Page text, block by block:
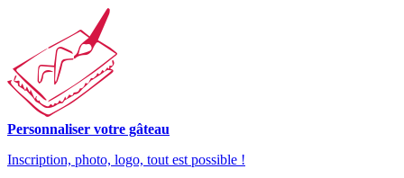
Personnaliser votre gâteau
Inscription, photo, logo, tout est possible !